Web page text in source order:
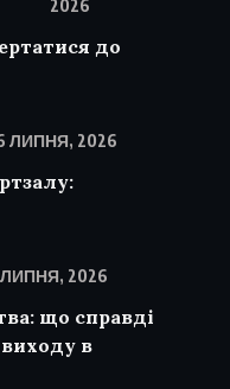
2026
до
ЛИПНЯ, 2026
ЛИПНЯ, 2026
що справді
в